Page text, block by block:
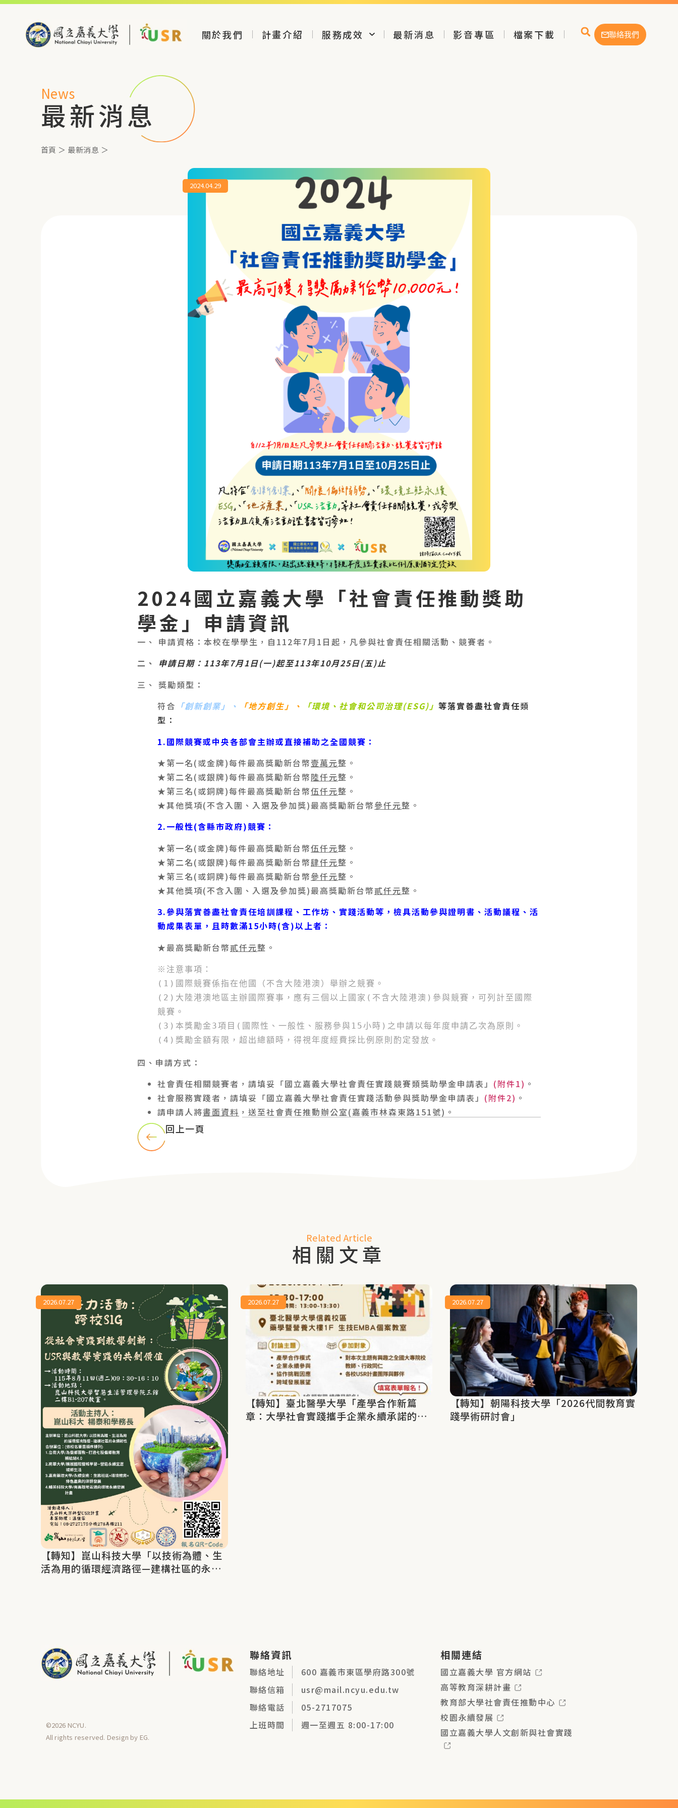
關於我們 計畫介紹 服務成效 最新消息 影音專區 檔案下載 聯絡我們
News
最新消息
首頁 ＞ 最新消息 ＞
2024.04.29
2024國立嘉義大學「社會責任推動獎助
學金」申請資訊
一、 申請資格：本校在學學生，自112年7月1日起，凡參與社會責任相關活動、競賽者。
二、
申請日期：113年7月1日(一)起至113年10月25日(五)止
三、 獎勵類型：
符合 「創新創業」、 「地方創生」 、 「環境、社會和公司治理(ESG)」 等落實善盡社會責任類
型：
1.國際競賽或中央各部會主辦或直接補助之全國競賽：
★第一名(或金牌)每件最高獎勵新台幣壹萬元整。
★第二名(或銀牌)每件最高獎勵新台幣陸仟元整。
★第三名(或銅牌)每件最高獎勵新台幣伍仟元整。
★其他獎項(不含入圍、入選及參加獎)最高獎勵新台幣參仟元整。
2.一般性(含縣市政府)競賽：
★第一名(或金牌)每件最高獎勵新台幣伍仟元整。
★第二名(或銀牌)每件最高獎勵新台幣肆仟元整。
★第三名(或銅牌)每件最高獎勵新台幣參仟元整。
★其他獎項(不含入圍、入選及參加獎)最高獎勵新台幣貳仟元整。
3.參與落實善盡社會責任培訓課程、工作坊、實踐活動等，檢具活動參與證明書、活動議程、活
動成果表單，且時數滿15小時(含)以上者：
★最高獎勵新台幣貳仟元整。
※注意事項：
(1)國際競賽係指在他國（不含大陸港澳）舉辦之競賽。
(2)大陸港澳地區主辦國際賽事，應有三個以上國家(不含大陸港澳)參與競賽，可列計至國際
競賽。
(3)本獎勵金3項目(國際性、一般性、服務參與15小時)之申請以每年度申請乙次為原則。
(4)獎勵金額有限，超出總額時，得視年度經費採比例原則酌定發放。
四、申請方式：
社會責任相關競賽者，請填妥「國立嘉義大學社會責任實踐競賽類獎助學金申請表」 (附件1) 。
社會服務實踐者，請填妥「國立嘉義大學社會責任實踐活動參與獎助學金申請表」 (附件2) 。
請申請人將書面資料 ，送至社會責任推動辦公室(嘉義市林森東路151號)。
回上一頁
Related Article
相關文章
【轉知】崑山科技大學「以技術為體、生
活為用的循環經濟路徑—建構社區的永續
2026.07.27
【轉知】臺北醫學大學「產學合作新篇
章：大學社會實踐攜手企業永續承諾的機
2026.07.27
【轉知】朝陽科技大學「2026代間教育實
踐學術研討會」
2026.07.27
聯絡資訊
聯絡地址
600 嘉義市東區學府路300號
聯絡信箱
usr@mail.ncyu.edu.tw
聯絡電話
05-2717075
上班時間
週一至週五 8:00-17:00
相關連結
國立嘉義大學 官方網站
高等教育深耕計畫
教育部大學社會責任推動中心
校園永續發展
國立嘉義大學人文創新與社會實踐
©2026 NCYU.
All rights reserved. Design by EG.